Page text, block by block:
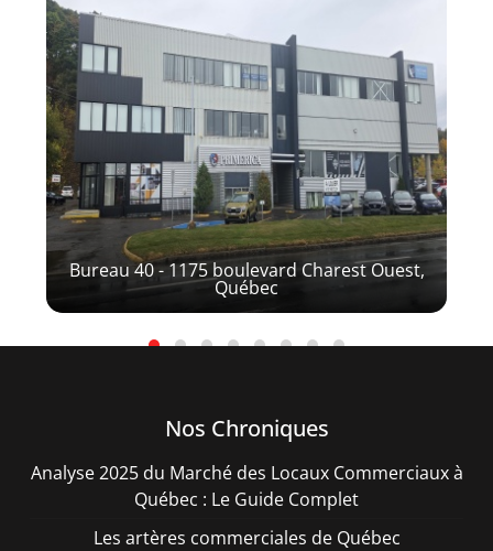
Bureau 40 - 1175 boulevard Charest Ouest,
Québec
Immeubles Simard
Nos Chroniques
Analyse 2025 du Marché des Locaux Commerciaux à
Québec : Le Guide Complet
Les artères commerciales de Québec